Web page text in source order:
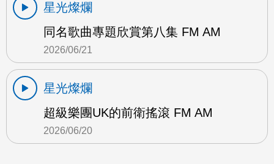
星光燦爛
同名歌曲專題欣賞第八集 FM AM
2026/06/21
星光燦爛
超級樂團UK的前衛搖滾 FM AM
2026/06/20